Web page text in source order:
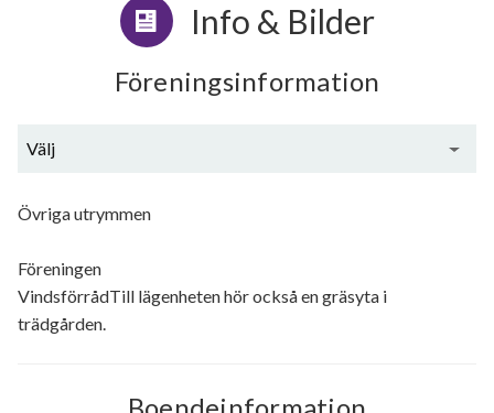
Info & Bilder
Föreningsinformation
Välj
Övriga utrymmen
Föreningen
VindsförrådTill lägenheten hör också en gräsyta i
trädgården.